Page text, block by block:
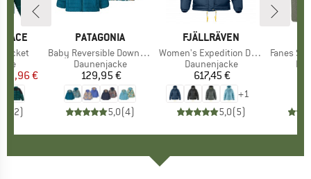
FACE
Jacket
Preis
€
2)
MARKE
PATAGONIA
Artikel
Baby Reversible Down Sweater Hoody
Produktgruppe
Daunenjacke
Preis
129,95 €
5,0(4)
MARKE
FJÄLLRÄVEN
Artikel
Women's Expedition Down Lite Jacket
Produktgruppe
Daunenjacke
Preis
617,45 €
+1
5,0(5)
Artikel
Fanes Sarner